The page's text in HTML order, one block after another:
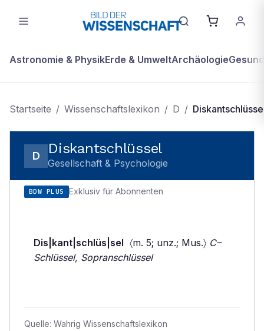
Astronomie & PhysikErde & UmweltArchäologie
Startseite / Wissenschaftslexikon / D /
D Diskantschlüssel
Gesellschaft & Psychologie
BDW PLUS Exklusiv für Abonnenten
Dis|kant|schlüs|sel 〈m. 5; unz.; Mus.〉 C–
Schlüssel, Sopranschlüssel
Quelle: Wahrig Wissenschaftslexikon